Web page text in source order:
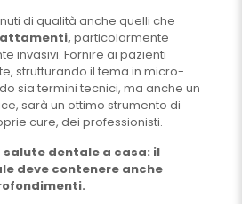
di qualità anche quelli che
particolarmente
invasivi. Fornire ai pazienti
strutturando il tema in micro-
sia termini tecnici, ma anche un
sarà un ottimo strumento di
cure, dei professionisti.
salute dentale a casa: il
deve contenere anche